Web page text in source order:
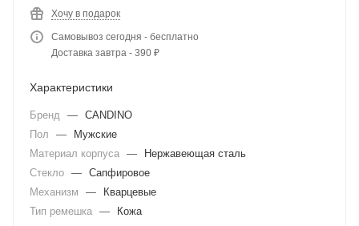
Хочу в подарок
Самовывоз сегодня - бесплатно
Доставка завтра - 390 ₽
Характеристики
Бренд — CANDINO
Пол
—
Мужские
Материал корпуса —
Нержавеющая сталь
Стекло — Сапфировое
Механизм
—
Кварцевые
Тип ремешка — Кожа